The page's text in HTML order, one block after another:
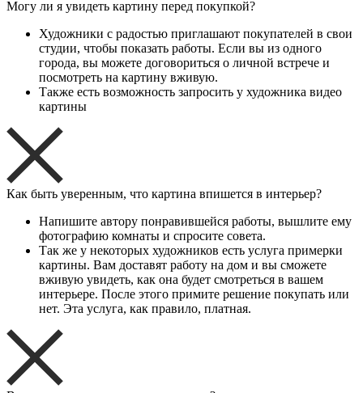
Могу ли я увидеть картину перед покупкой?
Художники с радостью приглашают покупателей в свои
студии, чтобы показать работы. Если вы из одного
города, вы можете договориться о личной встрече и
посмотреть на картину вживую.
Также есть возможность запросить у художника видео
картины
Как быть уверенным, что картина впишется в интерьер?
Напишите автору понравившейся работы, вышлите ему
фотографию комнаты и спросите совета.
Так же у некоторых художников есть услуга примерки
картины. Вам доставят работу на дом и вы сможете
вживую увидеть, как она будет смотреться в вашем
интерьере. После этого примите решение покупать или
нет. Эта услуга, как правило, платная.